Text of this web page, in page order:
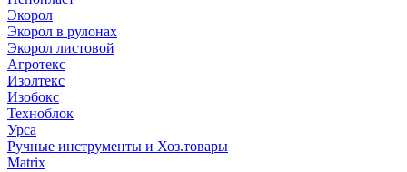
Экорол
Экорол в рулонах
Экорол листовой
Агротекс
Изолтекс
Изобокс
Техноблок
Урса
Ручные инструменты и Хоз.товары
Matrix